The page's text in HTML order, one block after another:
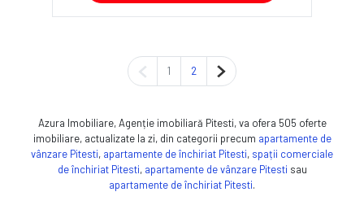
Pagina anterioară
1 2 Pagina următoare
Azura Imobiliare, Agenție imobiliară Pitesti, va ofera 505 oferte
imobiliare, actualizate la zi, din categorii precum apartamente de
vânzare Pitesti, apartamente de închiriat Pitesti, spații comerciale
de închiriat Pitesti, apartamente de vânzare Pitesti sau
apartamente de închiriat Pitesti.